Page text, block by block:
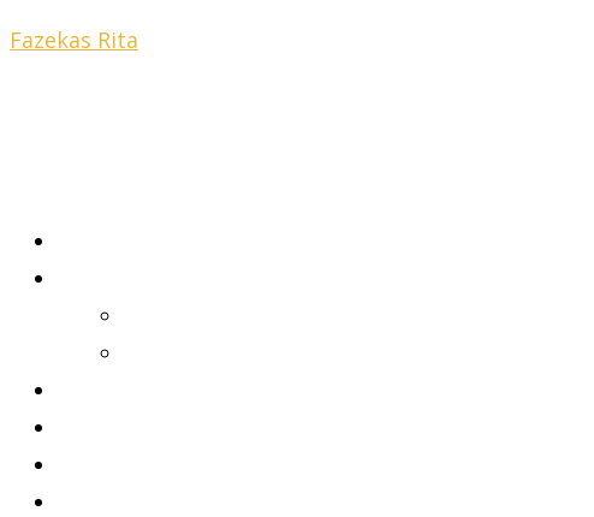
Fazekas Rita